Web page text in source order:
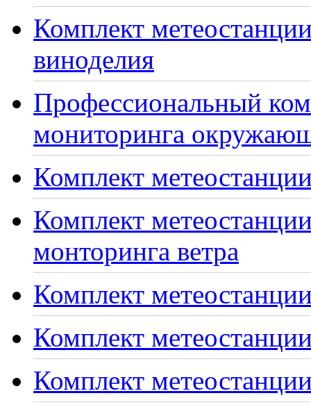
Комплект
виноделия
Профессиональный
мониторинга
Комплект
Комплект
монторинга ветра
Комплект
Комплект
Комплект